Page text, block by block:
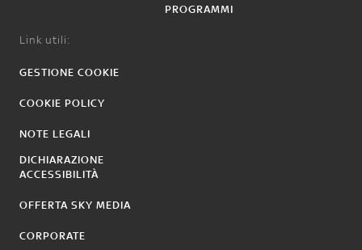
PROGRAMMI
Link utili:
GESTIONE COOKIE
COOKIE POLICY
NOTE LEGALI
DICHIARAZIONE
ACCESSIBILITÀ
OFFERTA SKY MEDIA
CORPORATE